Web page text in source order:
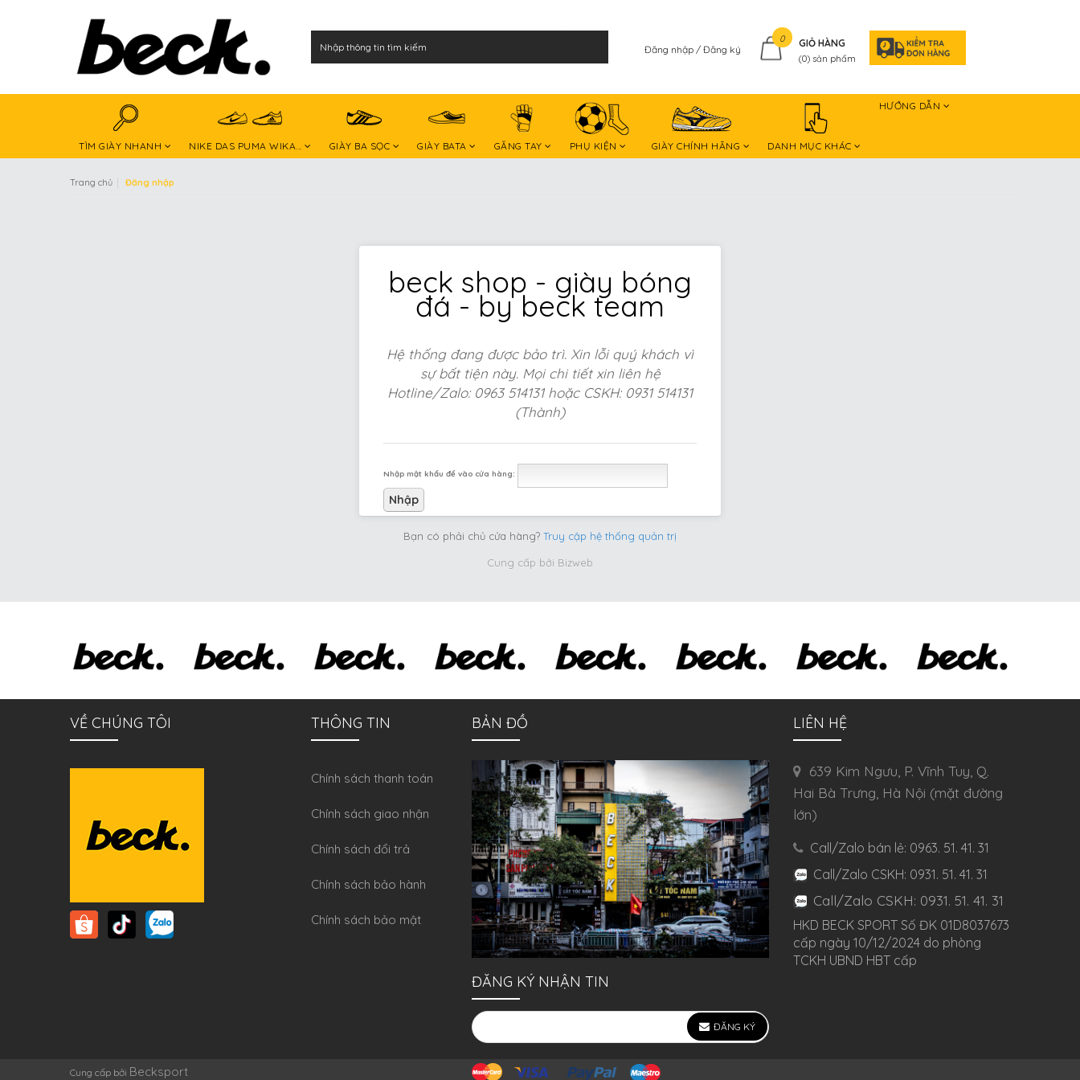
Đăng nhập Đăng ký
0 GIỎ HÀNG
(0) sản phẩm
TÌM GIÀY NHANH NIKE DAS PUMA WIKA... GIÀY BA SỌC GIÀY BATA GĂNG TAY PHỤ KIỆN GIÀY CHÍNH HÃNG DANH MỤC KHÁC
HƯỚNG DẪN
Trang chủ Đăng nhập
beck shop - giày bóng
đá - by beck team
Hệ thống đang được bảo trì. Xin lỗi quý khách vì
sự bất tiện này. Mọi chi tiết xin liên hệ
Hotline/Zalo: 0963 514131 hoặc CSKH: 0931 514131
(Thành)
Nhập mật khẩu để vào cửa hàng:
Bạn có phải chủ cửa hàng? Truy cập hệ thống quản trị
Cung cấp bởi Bizweb
VỀ CHÚNG TÔI THÔNG TIN
Chính sách thanh toán
Chính sách giao nhận
Chính sách đổi trả
Chính sách bảo hành
Chính sách bảo mật
BẢN ĐỒ
ĐĂNG KÝ NHẬN TIN
ĐĂNG KÝ
LIÊN HỆ
639 Kim Ngưu, P. Vĩnh Tuy, Q.
Hai Bà Trưng, Hà Nội (mặt đường
lớn)
Call/Zalo bán lẻ: 0963. 51. 41. 31
Call/Zalo CSKH: 0931. 51. 41. 31
Call/Zalo CSKH: 0931. 51. 41. 31
HKD BECK SPORT Số ĐK 01D8037673
cấp ngày 10/12/2024 do phòng
TCKH UBND HBT cấp
Cung cấp bởi Becksport